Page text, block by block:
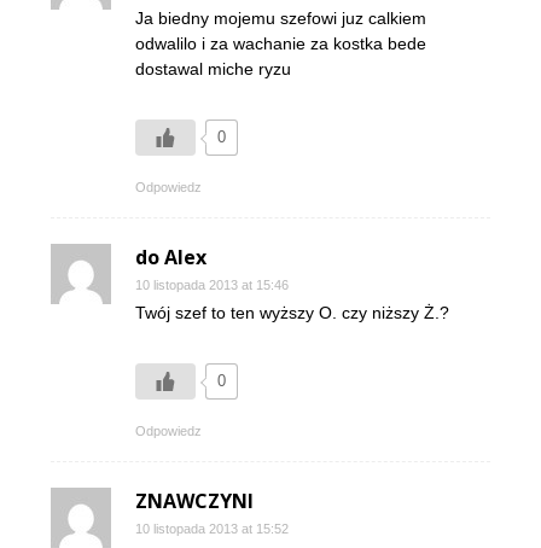
Ja biedny mojemu szefowi juz calkiem
odwalilo i za wachanie za kostka bede
dostawal miche ryzu
0
Odpowiedz
do Alex
10 listopada 2013 at 15:46
Twój szef to ten wyższy O. czy niższy Ż.?
0
Odpowiedz
ZNAWCZYNI
10 listopada 2013 at 15:52